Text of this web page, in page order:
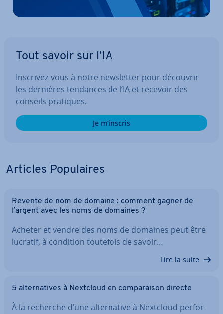
Tout savoir sur l’IA
Inscrivez-vous à notre news­let­ter pour découvrir
les dernières tendances de l’IA et recevoir des
conseils pratiques.
Je m’inscris
Articles Po­pu­laires
Revente de nom de domaine : comment gagner de
l’argent avec les noms de domaines ?
Acheter et vendre des noms de domaines peut être
lucratif, à condition toutefois de savoir…
Lire la suite
5 al­ter­na­tives à Nextcloud en com­pa­rai­son directe
À la recherche d’une al­ter­na­tive à Nextcloud per­for­